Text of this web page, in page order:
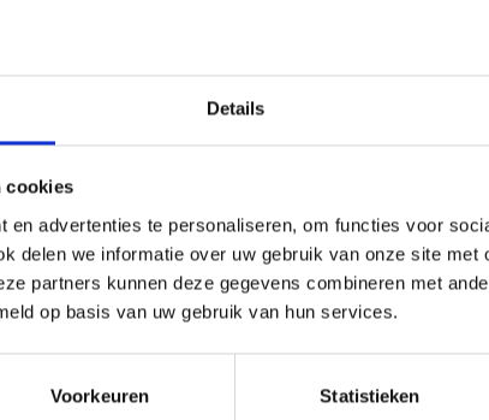
Details
cookies
en advertenties te personaliseren, om functies voor
delen we informatie over uw gebruik van onze site met
partners kunnen deze gegevens combineren met
op basis van uw gebruik van hun services.
Voorkeuren Statistieken